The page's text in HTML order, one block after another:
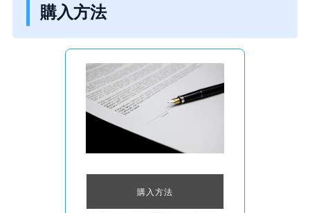
購入方法
購入方法